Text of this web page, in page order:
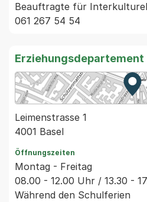
Beauftragte für
061 267 54 54
Erziehungsdepartement
Leimenstrasse 1
4001 Basel
Öffnungszeiten
Montag - Freitag
08.00 - 12.00 Uhr / 13.30 -
Während den Schulferien